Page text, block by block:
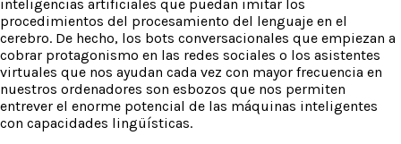
inteligencias artificiales que puedan imitar los
procedimientos del procesamiento del lenguaje en el
cerebro. De hecho, los bots conversacionales que empiezan a
cobrar protagonismo en las redes sociales o los asistentes
virtuales que nos ayudan cada vez con mayor frecuencia en
nuestros ordenadores son esbozos que nos permiten
entrever el enorme potencial de las máquinas inteligentes
con capacidades lingüísticas.